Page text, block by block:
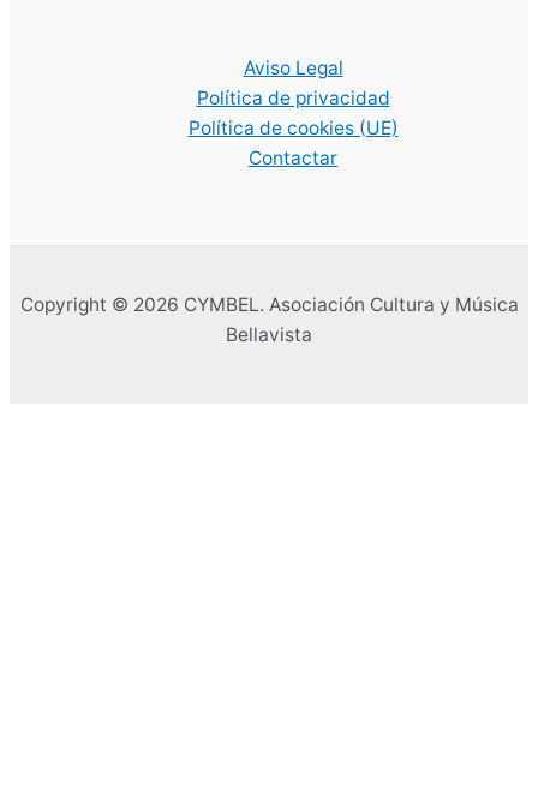
Aviso Legal
Política de privacidad
Política de cookies (UE)
Contactar
Copyright © 2026 CYMBEL. Asociación Cultura y Música
Bellavista